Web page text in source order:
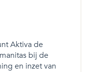
Aktiva de
bij de
en inzet van